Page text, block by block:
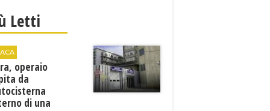
Letti
operaio
da
di una